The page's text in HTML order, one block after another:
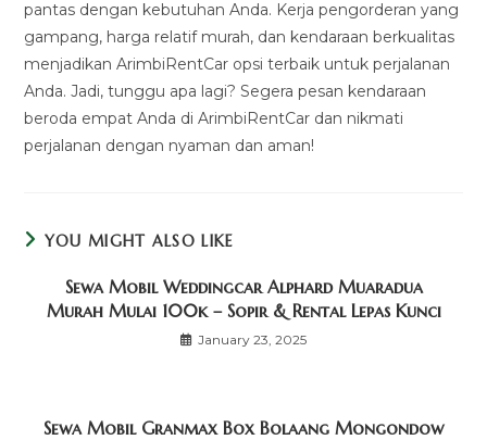
pantas dengan kebutuhan Anda. Kerja pengorderan yang
gampang, harga relatif murah, dan kendaraan berkualitas
menjadikan ArimbiRentCar opsi terbaik untuk perjalanan
Anda. Jadi, tunggu apa lagi? Segera pesan kendaraan
beroda empat Anda di ArimbiRentCar dan nikmati
perjalanan dengan nyaman dan aman!
YOU MIGHT ALSO LIKE
Sewa Mobil Weddingcar Alphard Muaradua
Murah Mulai 100k – Sopir & Rental Lepas Kunci
January 23, 2025
Sewa Mobil Granmax Box Bolaang Mongondow